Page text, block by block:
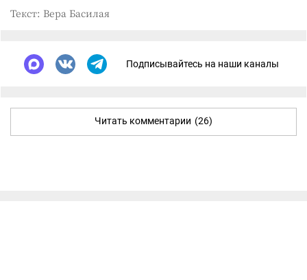
Текст: Вера Басилая
Подписывайтесь на наши каналы
Читать комментарии (26)